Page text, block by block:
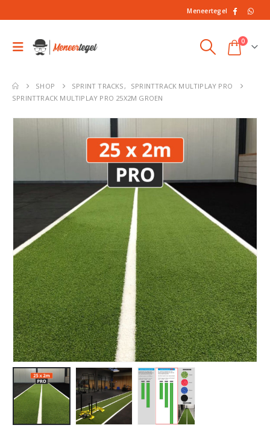
Meneertegel
0
SHOP SPRINT TRACKS,
SPRINTTRACK MULTIPLAY PRO
SPRINTTRACK MULTIPLAY PRO 25X2M GROEN